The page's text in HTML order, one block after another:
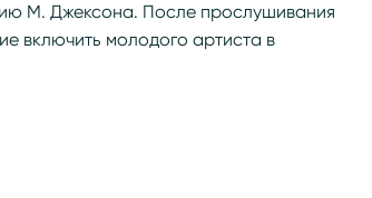
М. Джексона. После прослушивания
включить молодого артиста в